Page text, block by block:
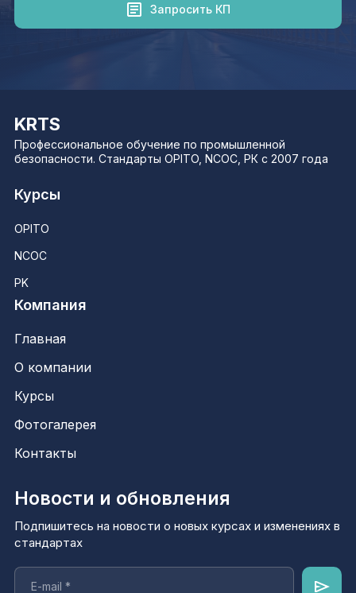
Запросить КП
KRTS
Профессиональное обучение по промышленной
безопасности. Стандарты OPITO, NCOC, РК с 2007 года
Курсы
OPITO
NCOC
PK
Компания
Главная
О компании
Курсы
Фотогалерея
Контакты
Новости и обновления
Подпишитесь на новости о новых курсах и изменениях в
стандартах